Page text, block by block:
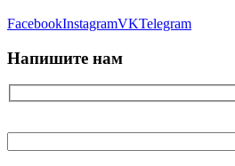
FacebookInstagramVKTelegram
Напишите нам